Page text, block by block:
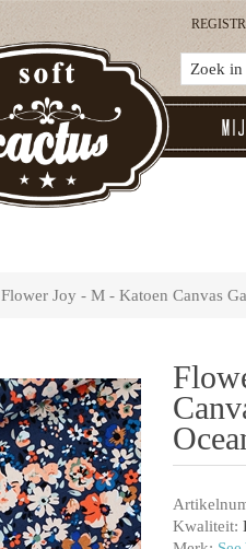
Flower Joy - M - Katoen Canvas
Kwaliteit: